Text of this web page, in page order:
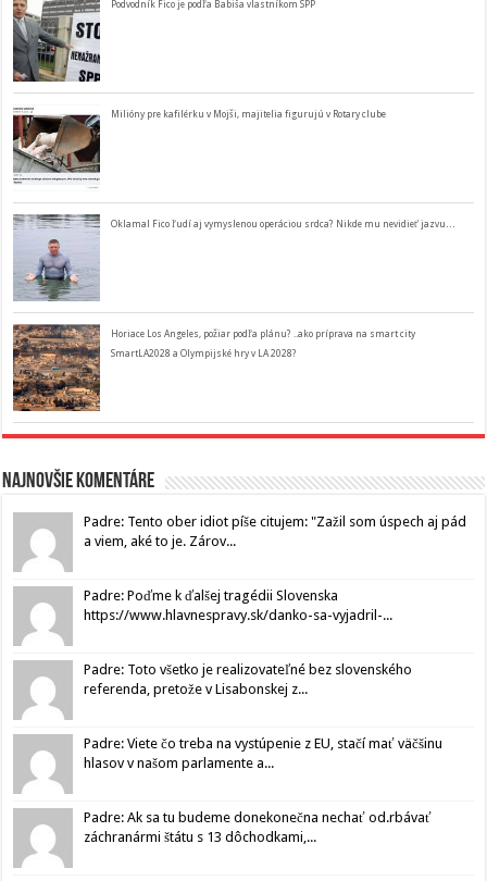
Podvodník Fico je podľa Babiša vlastníkom SPP
Milióny pre kafilérku v Mojši, majitelia figurujú v Rotary clube
Oklamal Fico ľudí aj vymyslenou operáciou srdca? Nikde mu nevidieť jazvu…
Horiace Los Angeles, požiar podľa plánu? ..ako príprava na smart city
SmartLA2028 a Olympijské hry v LA 2028?
Najnovšie komentáre
Padre: Tento ober idiot píše citujem: "Zažil som úspech aj pád
a viem, aké to je. Zárov...
Padre: Poďme k ďalšej tragédii Slovenska
https://www.hlavnespravy.sk/danko-sa-vyjadril-...
Padre: Toto všetko je realizovateľné bez slovenského
referenda, pretože v Lisabonskej z...
Padre: Viete čo treba na vystúpenie z EU, stačí mať väčšinu
hlasov v našom parlamente a...
Padre: Ak sa tu budeme donekonečna nechať od.rbávať
záchranármi štátu s 13 dôchodkami,...